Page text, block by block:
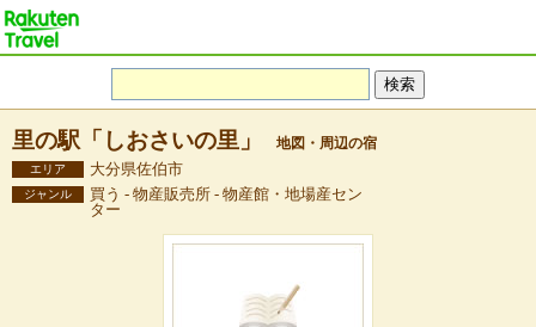
里の駅「しおさいの里」 地図・周辺の宿
エリア 大分県佐伯市
ジャンル
買う - 物産販売所 - 物産館・地場産セン
ター